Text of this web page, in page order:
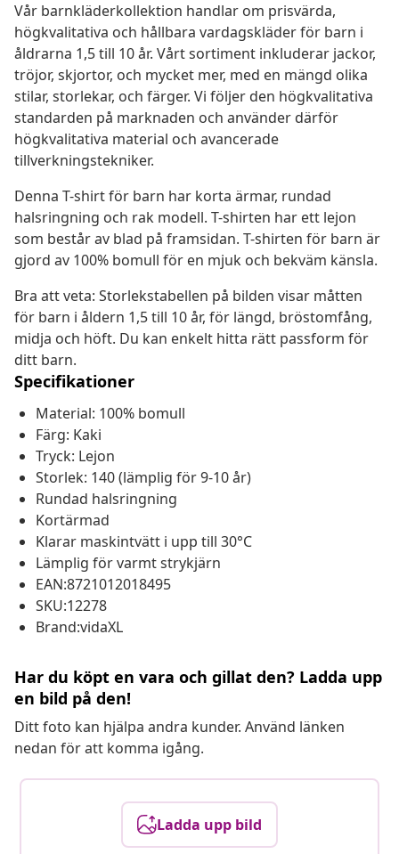
Vår barnkläderkollektion handlar om prisvärda,
högkvalitativa och hållbara vardagskläder för barn i
åldrarna 1,5 till 10 år. Vårt sortiment inkluderar jackor,
tröjor, skjortor, och mycket mer, med en mängd olika
stilar, storlekar, och färger. Vi följer den högkvalitativa
standarden på marknaden och använder därför
högkvalitativa material och avancerade
tillverkningstekniker.
Denna T-shirt för barn har korta ärmar, rundad
halsringning och rak modell. T-shirten har ett lejon
som består av blad på framsidan. T-shirten för barn är
gjord av 100% bomull för en mjuk och bekväm känsla.
Bra att veta: Storlekstabellen på bilden visar måtten
för barn i åldern 1,5 till 10 år, för längd, bröstomfång,
midja och höft. Du kan enkelt hitta rätt passform för
ditt barn.
Specifikationer
Material: 100% bomull
Färg: Kaki
Tryck: Lejon
Storlek: 140 (lämplig för 9-10 år)
Rundad halsringning
Kortärmad
Klarar maskintvätt i upp till 30°C
Lämplig för varmt strykjärn
EAN:8721012018495
SKU:12278
Brand:vidaXL
Har du köpt en vara och gillat den? Ladda upp
en bild på den!
Ditt foto kan hjälpa andra kunder. Använd länken
nedan för att komma igång.
Ladda upp bild